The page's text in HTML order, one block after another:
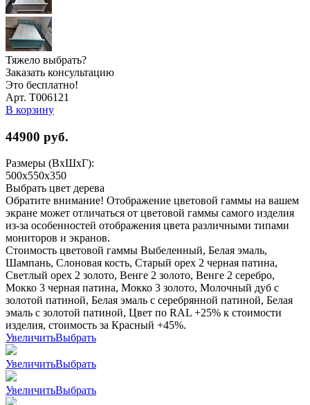
Тяжело выбрать?
Заказать консультацию
Это бесплатно!
Арт. Т006121
В корзину
44900 руб.
Размеры (ВхШхГ):
500x550x350
Выбрать цвет дерева
Обратите внимание! Отображение цветовой гаммы на вашем
экране может отличаться от цветовой гаммы самого изделия
из-за особенностей отображения цвета различными типами
мониторов и экранов.
Стоимость цветовой гаммы Выбеленный, Белая эмаль,
Шампань, Слоновая кость, Старый орех 2 черная патина,
Светлый орех 2 золото, Венге 2 золото, Венге 2 серебро,
Мокко 3 черная патина, Мокко 3 золото, Молочный дуб с
золотой патиной, Белая эмаль с серебрянной патиной, Белая
эмаль с золотой патиной, Цвет по RAL +25% к стоимости
изделия, стоимость за Красный +45%.
УвеличитьВыбрать
УвеличитьВыбрать
УвеличитьВыбрать